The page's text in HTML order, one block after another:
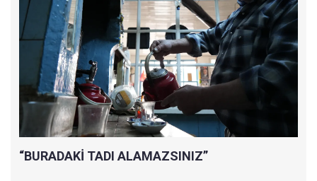
“BURADAKİ TADI ALAMAZSINIZ”